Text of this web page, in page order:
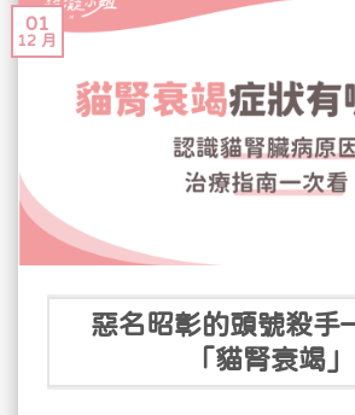
01
12 月
惡名昭彰的頭號殺
「貓腎衰竭」